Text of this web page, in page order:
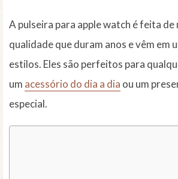
A pulseira para apple watch é feita
qualidade que duram anos e vêm em
estilos. Eles são perfeitos para
um acessório do dia a dia ou um
especial.